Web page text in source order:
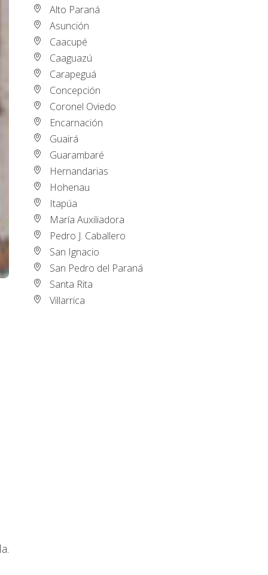
Alto Paraná
Asunción
Caacupé
Caaguazú
Carapeguá
Concepción
Coronel Oviedo
Encarnación
Guairá
Guarambaré
Hernandarias
Hohenau
Itapúa
María Auxiliadora
Pedro J. Caballero
San Ignacio
San Pedro del Paraná
Santa Rita
Villarrica